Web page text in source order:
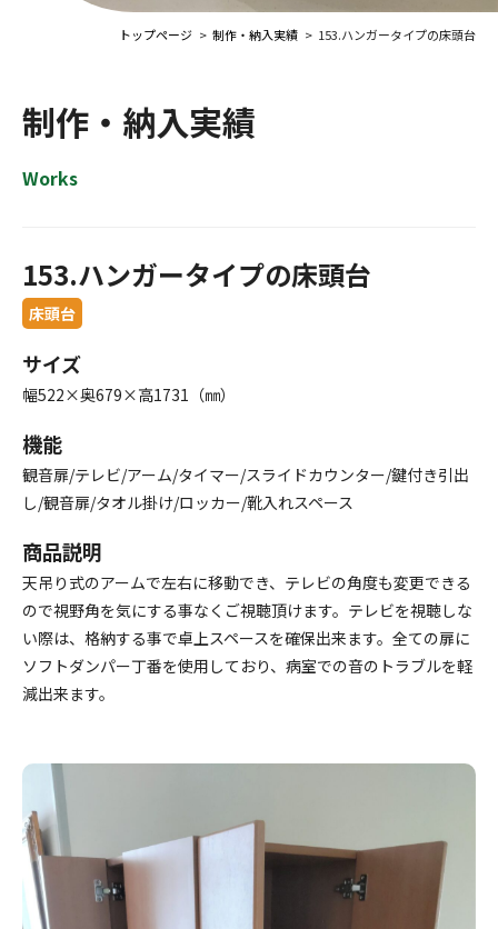
制作・納入実績
Works
153.ハンガータイプの床頭台
床頭台
サイズ
幅522×奥679×高1731（㎜）
機能
観音扉/テレビ/アーム/タイマー/スライドカウンター/鍵付き引出
し/観音扉/タオル掛け/ロッカー/靴入れスペース
商品説明
天吊り式のアームで左右に移動でき、テレビの角度も変更できる
ので視野角を気にする事なくご視聴頂けます。テレビを視聴しな
い際は、格納する事で卓上スペースを確保出来ます。全ての扉に
ソフトダンパー丁番を使用しており、病室での音のトラブルを軽
減出来ます。
トップページ 制作・納入実績 153.ハンガータイプの床頭台